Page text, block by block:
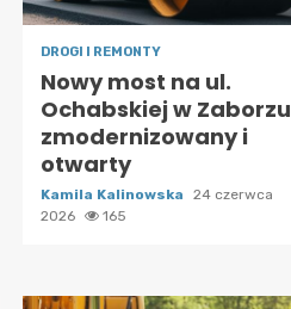
DROGI I REMONTY
Nowy most na ul.
Ochabskiej w Zaborzu
zmodernizowany i
otwarty
Kamila Kalinowska
24 czerwca
2026
165